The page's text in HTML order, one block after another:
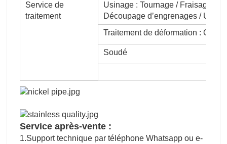
Service de
traitement
Usinage : Tournage / Fraisage /
Découpage d’engrenages /
Traitement de déformation :
Soudé
Service après-vente :
1.Support technique par téléphone Whatsapp ou e-